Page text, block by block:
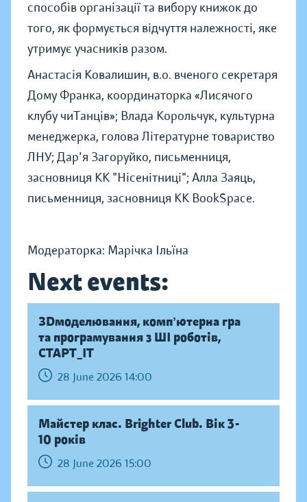
способів організації та вибору книжок до
того, як формується відчуття належності, яке
утримує учасників разом.
Анастасія Ковалишин, в.о. вченого секретаря
Дому Франка, координаторка «Лисячого
клубу чиТанців»; Влада Корольчук, культурна
менеджерка, голова Літературне товариство
ЛНУ; Дар'я Загоруйко, письменниця,
засновниця КК "Нісенітниці"; Алла Заяць,
письменниця, засновниця КК BookSpace.
Модераторка: Марічка Ільїна
Next events:
ЗDмоделювання, компʼютерна гра
та програмування з ШІ роботів,
СТАРТ_ІТ
28 June 2026 14:00
Майстер клас. Brighter Club. Вік 3-
10 років
28 June 2026 15:00